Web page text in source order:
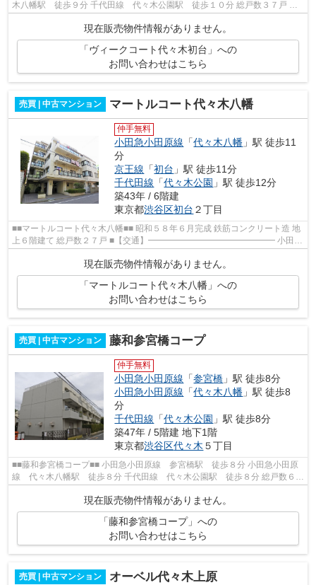
木八幡駅 徒歩９分 千代田線 代々木公園駅 徒歩１０分 総戸数３７戸 鉄
筋コンクリート造地下1階地上１４...
現在販売物件情報がありません。
「ヴィークコート代々木初台」への
お問い合わせはこちら
売買 | 中古マンション マートルコート代々木八幡
仲手無料
小田急小田原線 「代々木八幡 」駅 徒歩11
分
京王線 「初台 」駅 徒歩11分
千代田線 「代々木公園 」駅 徒歩12分
築43年 / 6階建
東京都渋谷区初台 ２丁目
■■マートルコート代々木八幡■■ 昭和５８年６月完成 鉄筋コンクリート造 地
上６階建て 総戸数２７戸 ■【交通】━━━━━━━━━━━━━━━ 小田急
現在販売物件情報がありません。
「マートルコート代々木八幡」への
お問い合わせはこちら
売買 | 中古マンション 藤和参宮橋コープ
仲手無料
小田急小田原線 「参宮橋 」駅 徒歩8分
小田急小田原線 「代々木八幡 」駅 徒歩8
分
千代田線 「代々木公園 」駅 徒歩8分
築47年 / 5階建 地下1階
東京都渋谷区代々木 ５丁目
■■藤和参宮橋コープ■■ 小田急小田原線 参宮橋駅 徒歩８分 小田急小田原
線 代々木八幡駅 徒歩８分 千代田線 代々木公園駅 徒歩８分 総戸数６４
現在販売物件情報がありません。
「藤和参宮橋コープ」への
お問い合わせはこちら
売買 | 中古マンション オーベル代々木上原